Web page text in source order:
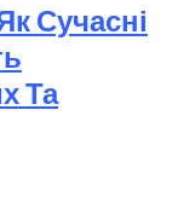
Сучасні
Та